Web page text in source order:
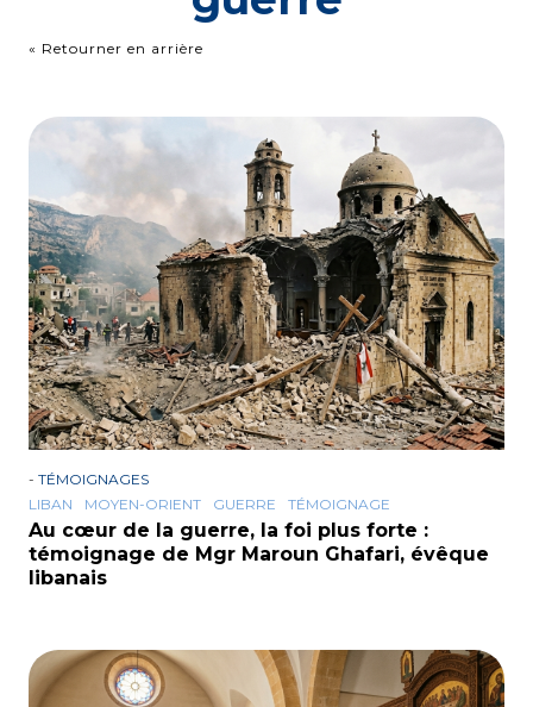
« Retourner en arrière
- TÉMOIGNAGES
LIBAN
MOYEN-ORIENT GUERRE TÉMOIGNAGE
Au cœur de la guerre, la foi plus forte :
témoignage de Mgr Maroun Ghafari, évêque
libanais